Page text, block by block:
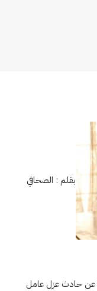
بقلم : الصحافي
عن حادث عزل عامل